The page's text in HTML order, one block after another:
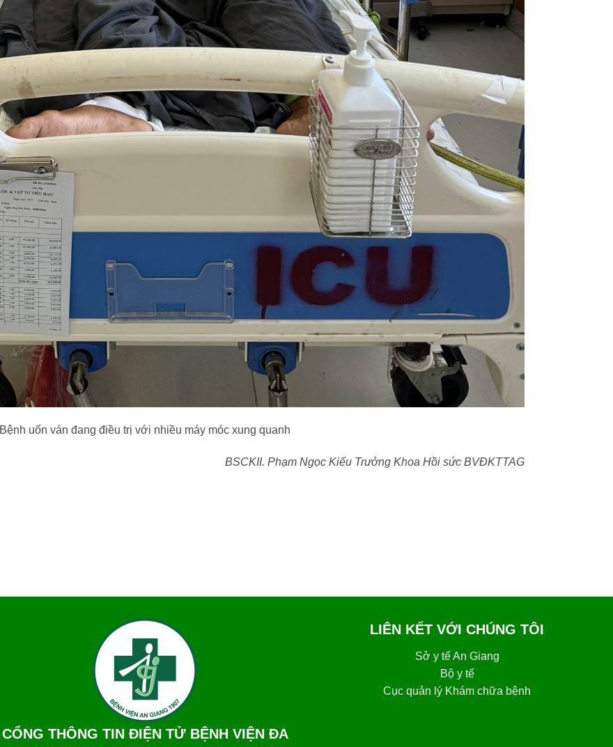
Bệnh uốn ván đang điều trị với nhiều máy móc xung quanh
BSCKII. Phạm Ngọc Kiếu Trưởng Khoa Hồi sức BVĐKTTAG
CỔNG THÔNG TIN ĐIỆN TỬ BỆNH VIỆN ĐA
LIÊN KẾT VỚI CHÚNG TÔI
Sở y tế An Giang
Bộ y tế
Cục quản lý Khám chữa bệnh